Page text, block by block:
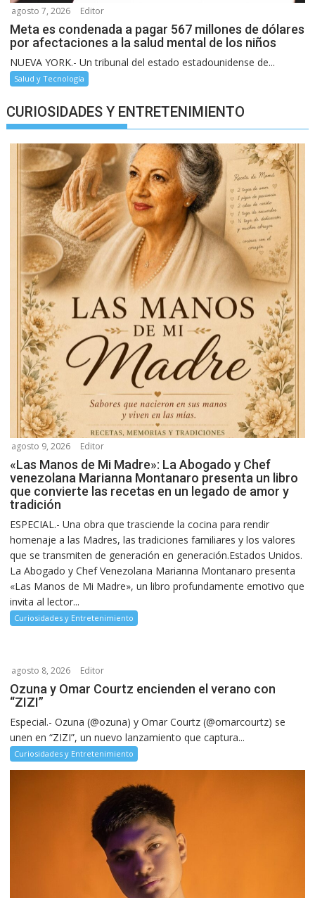
agosto 7, 2026 Editor
Meta es condenada a pagar 567 millones de dólares
por afectaciones a la salud mental de los niños
NUEVA YORK.- Un tribunal del estado estadounidense de...
Salud y Tecnología
CURIOSIDADES Y ENTRETENIMIENTO
agosto 9, 2026 Editor
«Las Manos de Mi Madre»: La Abogado y Chef
venezolana Marianna Montanaro presenta un libro
que convierte las recetas en un legado de amor y
tradición
ESPECIAL.- Una obra que trasciende la cocina para rendir
homenaje a las Madres, las tradiciones familiares y los valores
que se transmiten de generación en generación.Estados Unidos.
La Abogado y Chef Venezolana Marianna Montanaro presenta
«Las Manos de Mi Madre», un libro profundamente emotivo que
invita al lector...
Curiosidades y Entretenimiento
agosto 8, 2026 Editor
Ozuna y Omar Courtz encienden el verano con
“ZIZI”
Especial.- Ozuna (@ozuna) y Omar Courtz (@omarcourtz) se
unen en “ZIZI”, un nuevo lanzamiento que captura...
Curiosidades y Entretenimiento